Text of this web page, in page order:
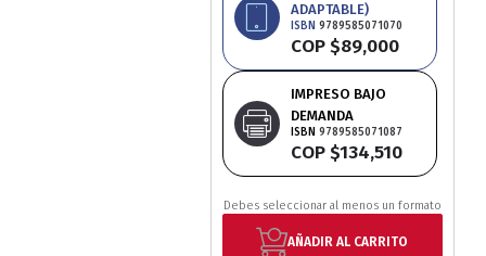
ADAPTABLE)
ISBN9789585071070
COP $89,000
IMPRESO BAJO
DEMANDA
ISBN9789585071087
COP $134,510
Debes seleccionar al menos un formato
AÑADIR AL CARRITO